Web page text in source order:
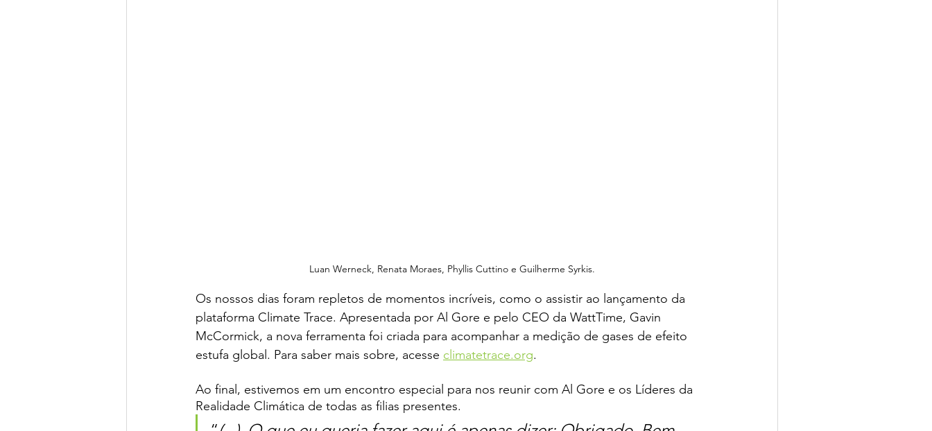
Luan Werneck, Renata Moraes, Phyllis Cuttino e Guilherme Syrkis.
Os nossos dias foram repletos de momentos incríveis, como o assistir ao lançamento da
plataforma Climate Trace. Apresentada por Al Gore e pelo CEO da WattTime, Gavin
McCormick, a nova ferramenta foi criada para acompanhar a medição de gases de efeito
estufa global. Para saber mais sobre, acesse climatetrace.org.
Ao final, estivemos em um encontro especial para nos reunir com Al Gore e os Líderes da
Realidade Climática de todas as filias presentes.